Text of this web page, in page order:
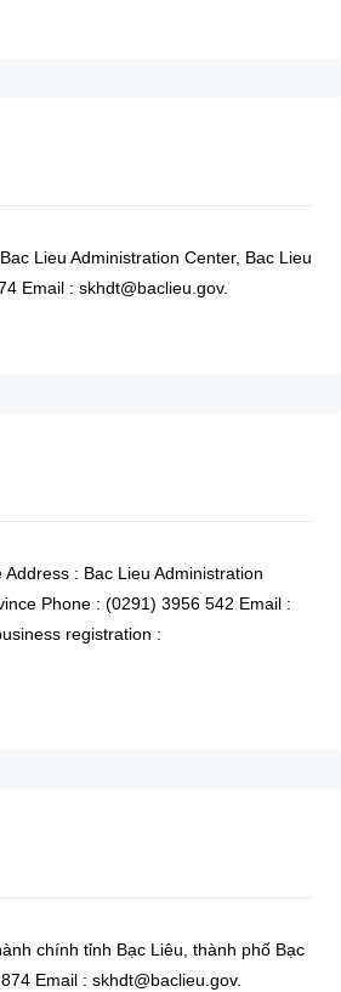
Lieu Administration Center, Bac Lieu
Email : skhdt@baclieu.gov.
: Bac Lieu Administration
Phone : (0291) 3956 542 Email :
registration :
chính tỉnh Bạc Liêu, thành phố Bạc
Email : skhdt@baclieu.gov.